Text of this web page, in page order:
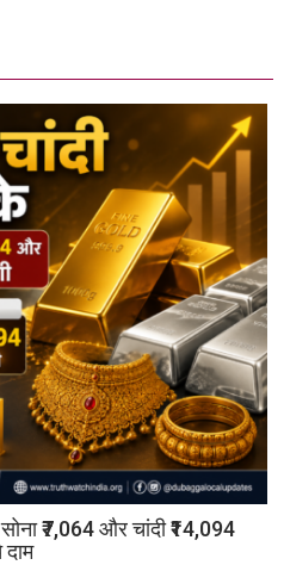
₹7,064 और चांदी ₹14,094
दाम